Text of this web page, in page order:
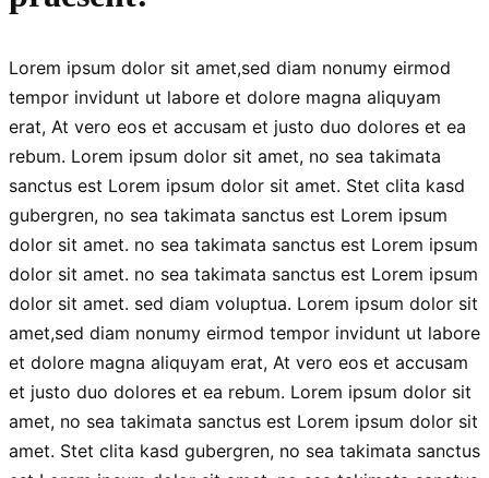
Lorem ipsum dolor sit amet,sed diam nonumy eirmod
tempor invidunt ut labore et dolore magna aliquyam
erat, At vero eos et accusam et justo duo dolores et ea
rebum. Lorem ipsum dolor sit amet, no sea takimata
sanctus est Lorem ipsum dolor sit amet. Stet clita kasd
gubergren, no sea takimata sanctus est Lorem ipsum
dolor sit amet. no sea takimata sanctus est Lorem ipsum
dolor sit amet. no sea takimata sanctus est Lorem ipsum
dolor sit amet. sed diam voluptua. Lorem ipsum dolor sit
amet,sed diam nonumy eirmod tempor invidunt ut labore
et dolore magna aliquyam erat, At vero eos et accusam
et justo duo dolores et ea rebum. Lorem ipsum dolor sit
amet, no sea takimata sanctus est Lorem ipsum dolor sit
amet. Stet clita kasd gubergren, no sea takimata sanctus